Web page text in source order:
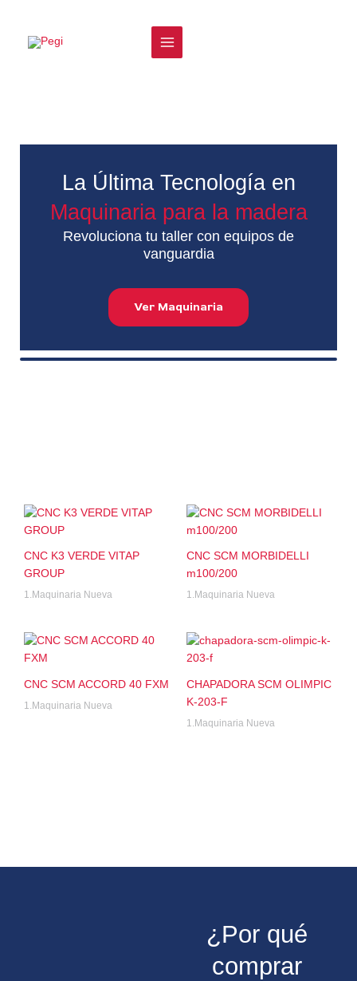
contenido
La Última Tecnología en
Maquinaria para la madera
Revoluciona tu taller con equipos de
vanguardia
Ver Maquinaria
CNC K3 VERDE VITAP
GROUP
1.Maquinaria Nueva
CNC SCM MORBIDELLI
m100/200
1.Maquinaria Nueva
CNC SCM ACCORD 40 FXM
1.Maquinaria Nueva
CHAPADORA SCM OLIMPIC
K-203-F
1.Maquinaria Nueva
¿Por qué
comprar